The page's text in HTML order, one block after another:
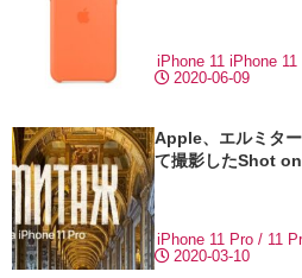
2020-06-09
iPhone 11 iPhone
Apple、エルミタ
て撮影したShot
2020-03-10
iPhone 11 Pro / 11